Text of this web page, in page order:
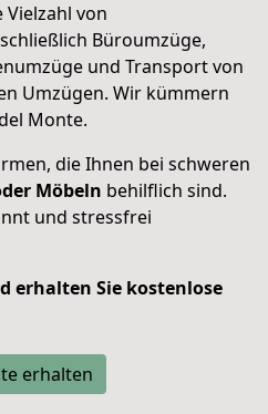
von
Büroumzüge,
und Transport von
Umzügen. Wir kümmern
Monte.
die Ihnen bei schweren
Möbeln behilflich sind.
und stressfrei
erhalten Sie kostenlose
erhalten